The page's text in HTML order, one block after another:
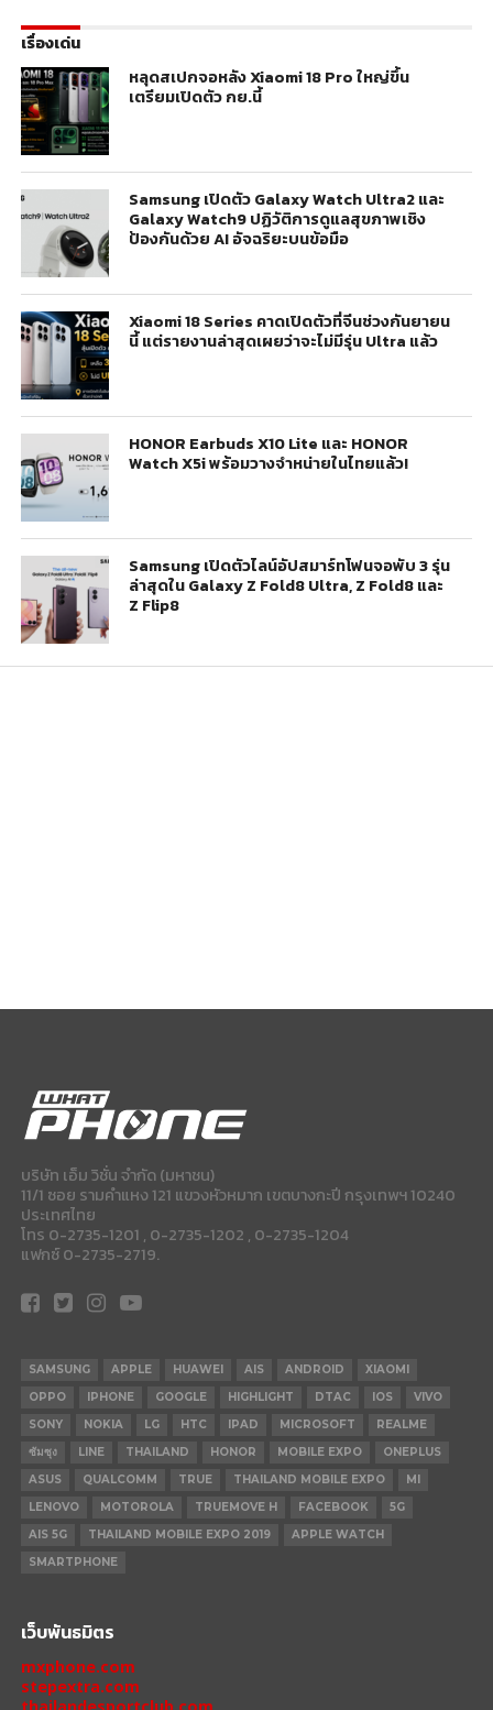
เรื่องเด่น
หลุดสเปกจอหลัง Xiaomi 18 Pro ใหญ่ขึ้น
เตรียมเปิดตัว กย.นี้
Samsung เปิดตัว Galaxy Watch Ultra2 และ
Galaxy Watch9 ปฏิวัติการดูแลสุขภาพเชิง
ป้องกันด้วย AI อัจฉริยะบนข้อมือ
Xiaomi 18 Series คาดเปิดตัวที่จีนช่วงกันยายน
นี้ แต่รายงานล่าสุดเผยว่าจะไม่มีรุ่น Ultra แล้ว
HONOR Earbuds X10 Lite และ HONOR
Watch X5i พร้อมวางจำหน่ายในไทยแล้ว!
Samsung เปิดตัวไลน์อัปสมาร์ทโฟนจอพับ 3 รุ่น
ล่าสุดใน Galaxy Z Fold8 Ultra, Z Fold8 และ
Z Flip8
บริษัท เอ็ม วิชั่น จำกัด (มหาชน)
11/1 ซอย รามคำแหง 121 แขวงหัวหมาก เขตบางกะปี กรุงเทพฯ 10240
ประเทศไทย
โทร 0-2735-1201 , 0-2735-1202 , 0-2735-1204
แฟกซ์ 0-2735-2719.
SAMSUNG APPLE HUAWEI AIS ANDROID
XIAOMI
OPPO
IPHONE GOOGLE HIGHLIGHT DTAC IOS
VIVO
SONY
NOKIA LG HTC IPAD MICROSOFT
REALME
ซัมซุง
LINE THAILAND HONOR MOBILE EXPO
ONEPLUS
ASUS
QUALCOMM TRUE THAILAND MOBILE EXPO
MI
LENOVO
MOTOROLA TRUEMOVE H FACEBOOK
5G
AIS 5G
THAILAND MOBILE EXPO 2019
APPLE WATCH
SMARTPHONE
เว็บพันธมิตร
mxphone.com
stepextra.com
thailandesportclub.com